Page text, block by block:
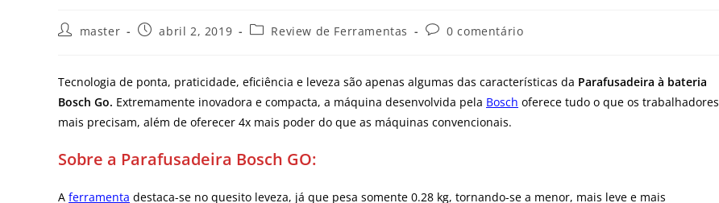
master abril 2, 2019 Review de Ferramentas 0 comentário
Tecnologia de ponta, praticidade, eficiência e leveza são apenas algumas das características da Parafusadeira à bateria
Bosch Go. Extremamente inovadora e compacta, a máquina desenvolvida pela Bosch oferece tudo o que os trabalhadores
mais precisam, além de oferecer 4x mais poder do que as máquinas convencionais.
Sobre a Parafusadeira Bosch GO:
A ferramenta destaca-se no quesito leveza, já que pesa somente 0.28 kg, tornando-se a menor, mais leve e mais